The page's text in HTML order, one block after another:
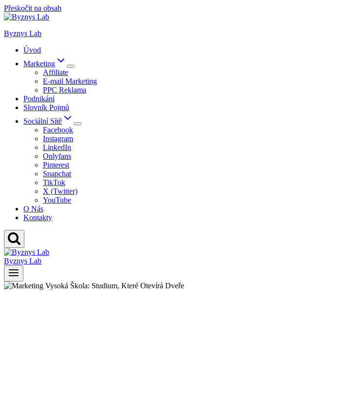
Přeskočit na obsah
Byznys Lab
Úvod
Marketing
Affiliate
E-mail Marketing
PPC Reklama
Podnikání
Slovník Pojmů
Sociální Sítě
Facebook
Instagram
LinkedIn
Onlyfans
Pinterest
Snapchat
TikTok
X (Twitter)
YouTube
O Nás
Kontakty
Byznys Lab